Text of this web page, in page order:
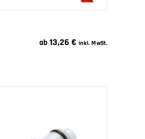
ab 13,26€ inkl. MwSt.